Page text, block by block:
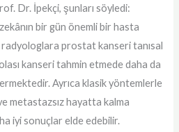
Dr. İpekçi, şunları söyledi:
bir gün önemli bir hasta
radyologlara prostat kanseri tanısal
kanseri tahmin etmede daha da
Ayrıca klasik yöntemlerle
metastazsız hayatta kalma
iyi sonuçlar elde edebilir.